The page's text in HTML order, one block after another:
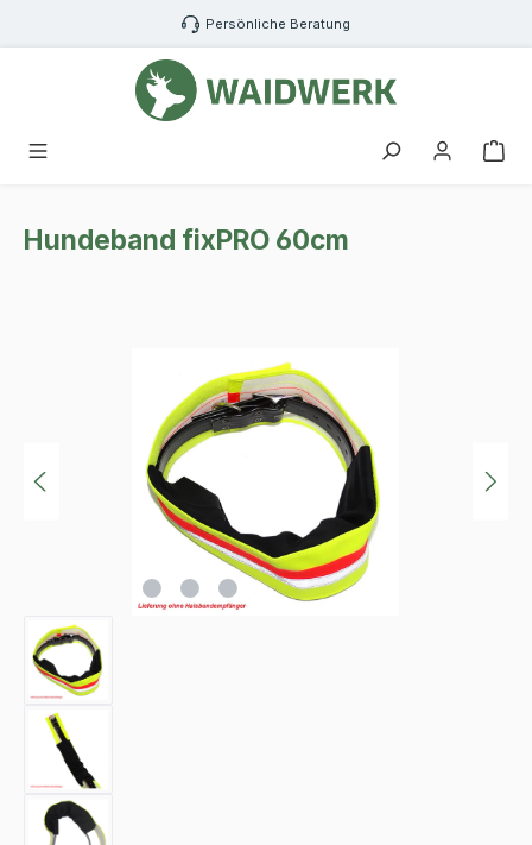
Zum Hauptinhalt springen Persönliche Beratung
Hundeband fixPRO 60cm